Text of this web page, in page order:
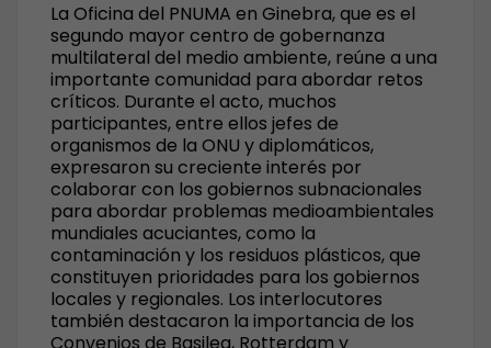
La Oficina del PNUMA en Ginebra, que es el
segundo mayor centro de gobernanza
multilateral del medio ambiente, reúne a una
importante comunidad para abordar retos
críticos. Durante el acto, muchos
participantes, entre ellos jefes de
organismos de la ONU y diplomáticos,
expresaron su creciente interés por
colaborar con los gobiernos subnacionales
para abordar problemas medioambientales
mundiales acuciantes, como la
contaminación y los residuos plásticos, que
constituyen prioridades para los gobiernos
locales y regionales. Los interlocutores
también destacaron la importancia de los